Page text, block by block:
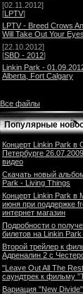
[02.11.2012]
[LPTV]
LPTV - Breed Crows
Will Take Out Your Eyes
[22.10.2012]
[SBD - 2012]
Linkin Park -
Alberta, Fort Calgary
Все файлы
Популярные
Концерт Linkin Park в
Петербурге
видео
Скачать новый
Park - Living Things
Концерт Linkin Park в
июня при поддержке
интернет магазин
Подробности о
билетов на Linkin
Второй трейлер к
Адреналин 2 с
"Leave Out All The
саундтрек к фильму
Вариация "New Divide"